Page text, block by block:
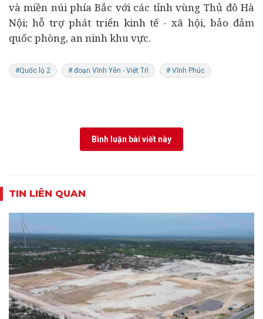
và miền núi phía Bắc với các tỉnh vùng Thủ đô Hà
Nội; hỗ trợ phát triển kinh tế - xã hội, bảo đảm
quốc phòng, an ninh khu vực.
#Quốc lộ 2 # đoạn Vĩnh Yên - Việt Trì # Vĩnh Phúc
Bình luận bài viết này
TIN LIÊN QUAN